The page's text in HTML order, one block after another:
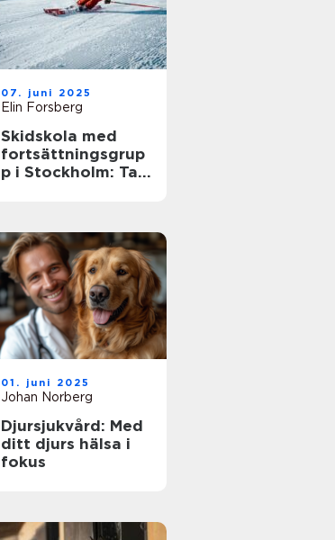
07. juni 2025
Elin Forsberg
Skidskola med
fortsättningsgrup
p i Stockholm: Ta
01. juni 2025
Johan Norberg
Djursjukvård: Med
ditt djurs hälsa i
fokus